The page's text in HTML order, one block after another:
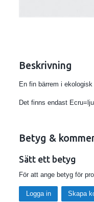
Beskrivning
En fin bärrem i
Det finns endast
Betyg &
Sätt ett betyg
För att ange betyg för
Logga in Skapa